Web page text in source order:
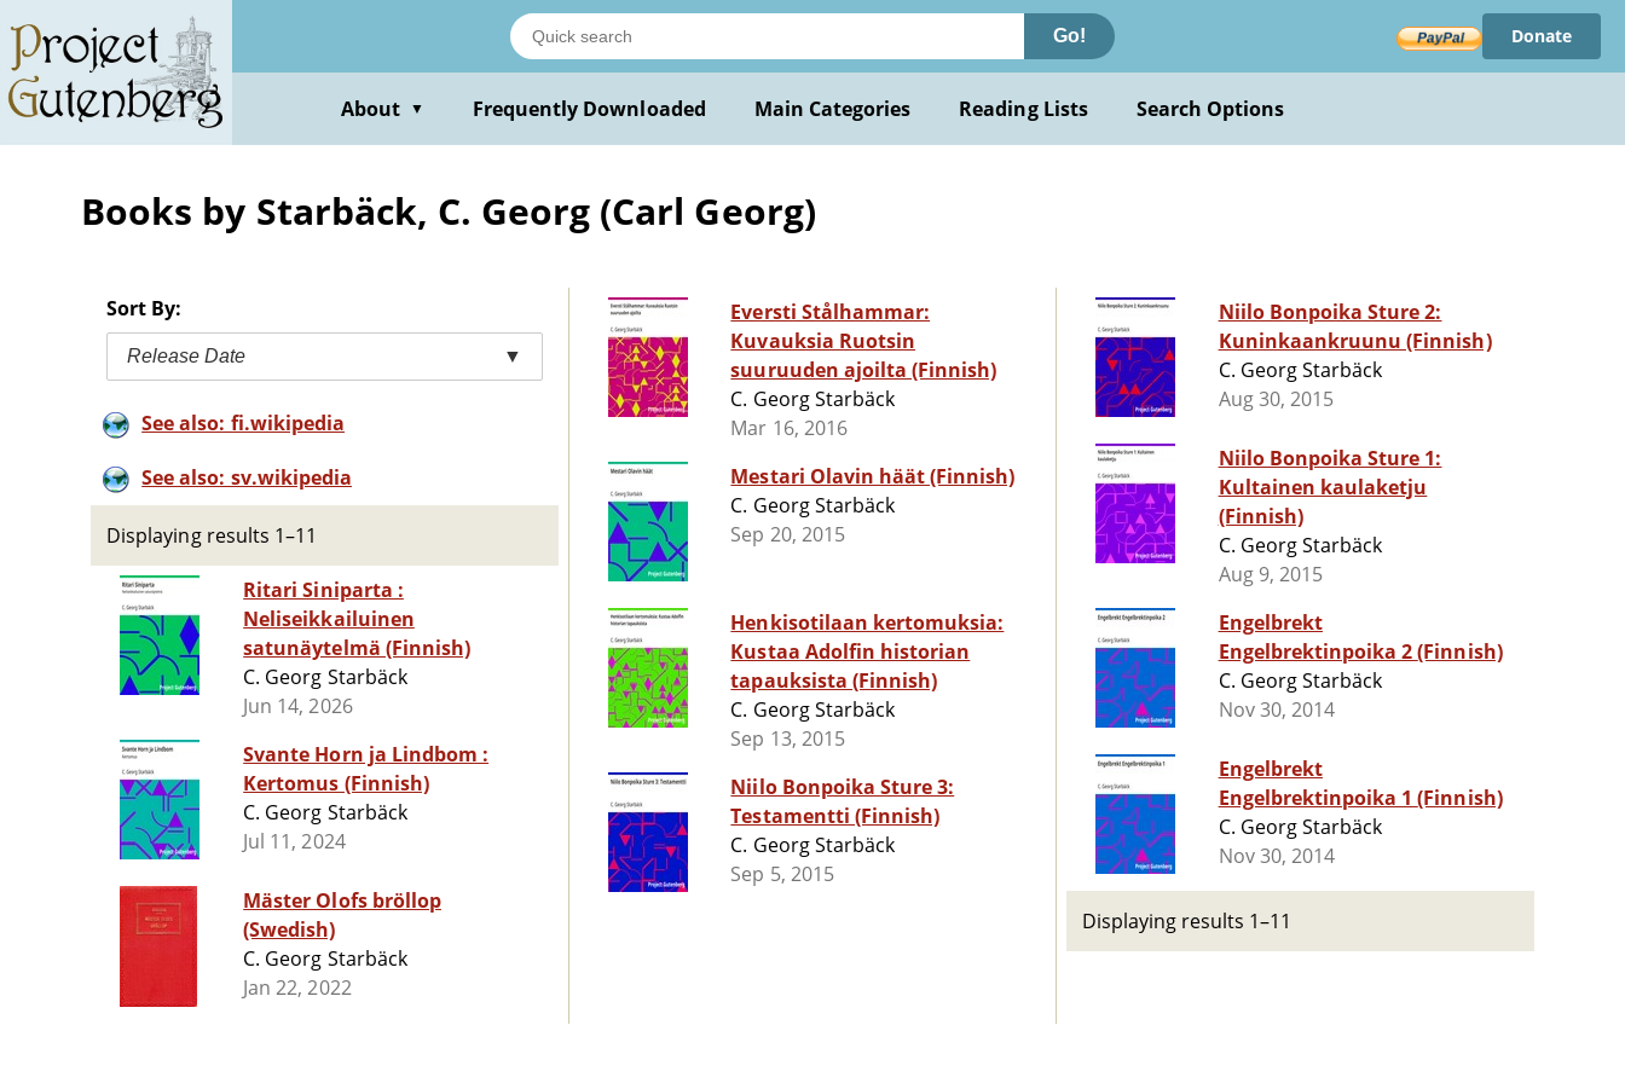
main
content
Go! Donate
About ▼ Frequently Downloaded Main Categories Reading Lists Search Options
Books by Starbäck, C. Georg (Carl Georg)
Sort By:
Release Date ▼
See also: fi.wikipedia
See also: sv.wikipedia
Displaying results 1–11
Ritari Siniparta :
Neliseikkailuinen
satunäytelmä (Finnish)
C. Georg Starbäck
Jun 14, 2026
Svante Horn ja Lindbom :
Kertomus (Finnish)
C. Georg Starbäck
Jul 11, 2024
Mäster Olofs bröllop
(Swedish)
C. Georg Starbäck
Jan 22, 2022
Eversti Stålhammar:
Kuvauksia Ruotsin
suuruuden ajoilta (Finnish)
C. Georg Starbäck
Mar 16, 2016
Mestari Olavin häät (Finnish)
C. Georg Starbäck
Sep 20, 2015
Henkisotilaan kertomuksia:
Kustaa Adolfin historian
tapauksista (Finnish)
C. Georg Starbäck
Sep 13, 2015
Niilo Bonpoika Sture 3:
Testamentti (Finnish)
C. Georg Starbäck
Sep 5, 2015
Niilo Bonpoika Sture 2:
Kuninkaankruunu (Finnish)
C. Georg Starbäck
Aug 30, 2015
Niilo Bonpoika Sture 1:
Kultainen kaulaketju
(Finnish)
C. Georg Starbäck
Aug 9, 2015
Engelbrekt
Engelbrektinpoika 2 (Finnish)
C. Georg Starbäck
Nov 30, 2014
Engelbrekt
Engelbrektinpoika 1 (Finnish)
C. Georg Starbäck
Nov 30, 2014
Displaying results 1–11